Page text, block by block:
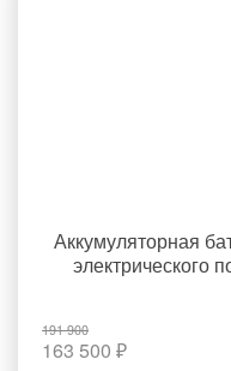
Аккумуляторная
электрического
191 900
163 500 ₽